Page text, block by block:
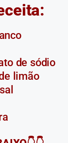
de sódio
limão